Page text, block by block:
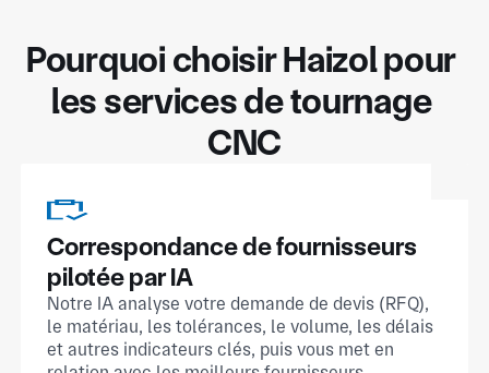
Pourquoi choisir Haizol pour
les services de tournage
CNC
Correspondance de fournisseurs
pilotée par IA
Notre IA analyse votre demande de devis (RFQ),
le matériau, les tolérances, le volume, les délais
et autres indicateurs clés, puis vous met en